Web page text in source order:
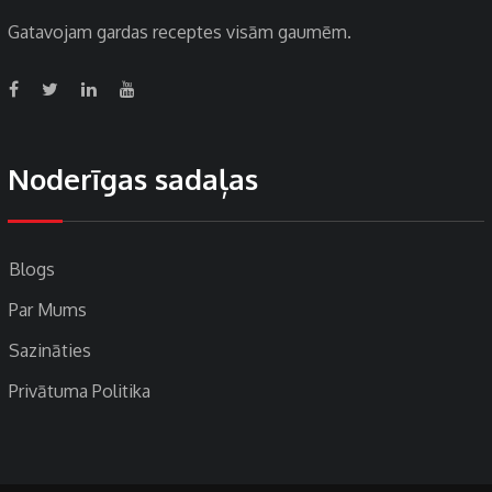
Gatavojam gardas receptes visām gaumēm.
Noderīgas sadaļas
Blogs
Par Mums
Sazināties
Privātuma Politika